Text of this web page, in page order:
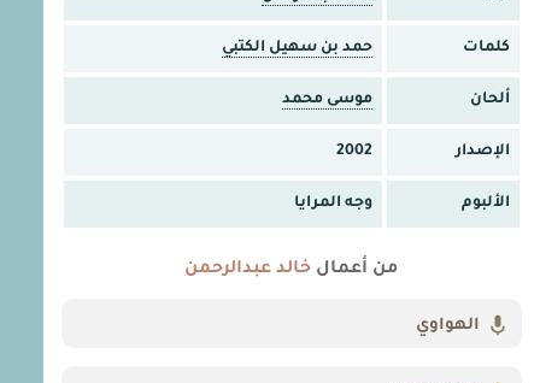
كلمات حمد بن سهيل الكتبي
ألحان موسى محمد
الإصدار 2002
الألبوم وجه المرايا
من أعمال خالد عبدالرحمن
الهواوي